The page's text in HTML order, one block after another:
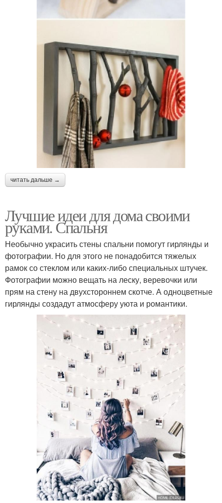
читать дальше →
Лучшие идеи для дома своими
руками. Спальня
Необычно украсить стены спальни помогут гирлянды и
фотографии. Но для этого не понадобится тяжелых
рамок со стеклом или каких-либо специальных штучек.
Фотографии можно вещать на леску, веревочки или
прям на стену на двухстороннем скотче. А одноцветные
гирлянды создадут атмосферу уюта и романтики.